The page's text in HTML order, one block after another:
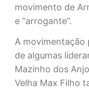
movimento de
e “arrogante”.
A movimentação
de algumas
Mazinho dos
Velha Max Filho